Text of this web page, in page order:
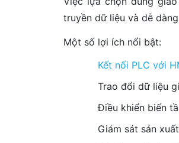
truyền dữ liệu và dễ
Một số lợi ích nổi bật:
Kết nối PLC với
Trao đổi dữ liệu
Điều khiển biến
Giám sát sản